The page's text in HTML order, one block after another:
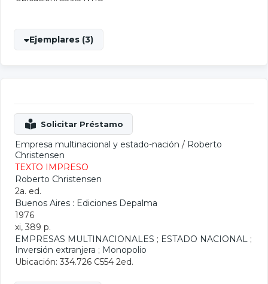
Ejemplares (3)
Empresa multinacional y estado-nación / Roberto
Christensen
TEXTO IMPRESO
Roberto Christensen
2a. ed.
Buenos Aires : Ediciones Depalma
1976
xi, 389 p.
EMPRESAS MULTINACIONALES ; ESTADO NACIONAL ;
Inversión extranjera ; Monopolio
Ubicación: 334.726 C554 2ed.